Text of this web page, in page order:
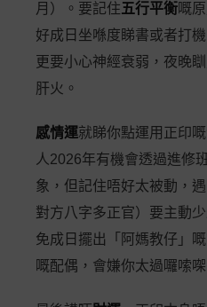
月）。要記住五行平衡嘅
好成日坐喺度睇書或者打
更要小心神經衰弱，夜晚
肝火。
感情運就睇你點運用正印
人2026年有機會透過進修
象，但記住唔好太被動，遇
對方八字多正官）要主動
免成日擺出「阿媽教仔」
嘅配偶，會嫌你太過囉嗦㗎